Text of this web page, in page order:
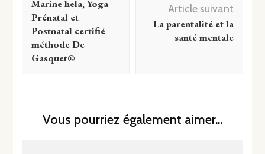
Marine hela, Yoga
Prénatal et
Postnatal certifié
méthode De
Gasquet®
Article suivant
La parentalité et la
santé mentale
Vous pourriez également aimer...